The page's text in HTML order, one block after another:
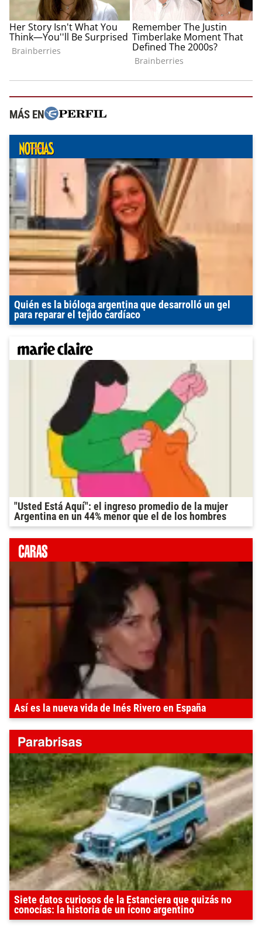
MÁS EN
Quién es la bióloga argentina que desarrolló un gel
para reparar el tejido cardíaco
"Usted Está Aquí": el ingreso promedio de la mujer
Argentina en un 44% menor que el de los hombres
Así es la nueva vida de Inés Rivero en España
Siete datos curiosos de la Estanciera que quizás no
conocías: la historia de un ícono argentino